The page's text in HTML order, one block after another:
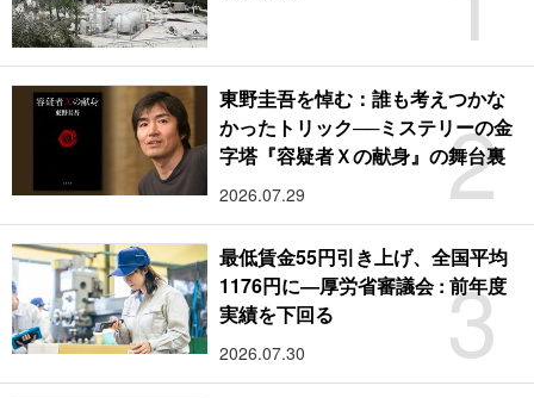
2
東野圭吾を悼む：誰も考えつかな
かったトリック──ミステリーの金
字塔『容疑者Ｘの献身』の舞台裏
2026.07.29
3
最低賃金55円引き上げ、全国平均
1176円に―厚労省審議会 : 前年度
実績を下回る
2026.07.30